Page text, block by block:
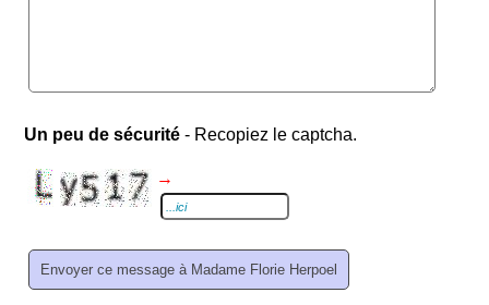
Un peu de sécurité - Recopiez le captcha.
→